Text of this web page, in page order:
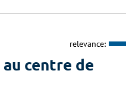
relevance:
centre de